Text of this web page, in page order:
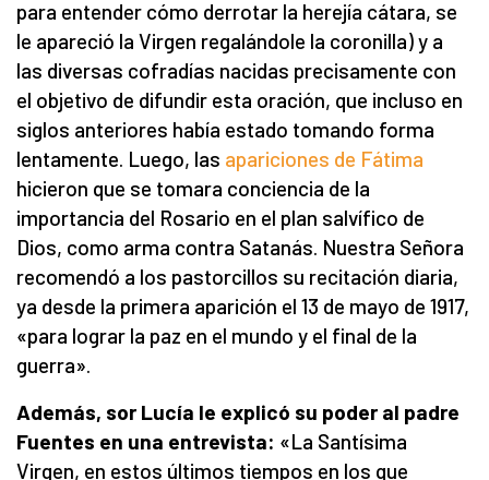
para entender cómo derrotar la herejía cátara, se
le apareció la Virgen regalándole la coronilla) y a
las diversas cofradías nacidas precisamente con
el objetivo de difundir esta oración, que incluso en
siglos anteriores había estado tomando forma
lentamente. Luego, las apariciones de Fátima
hicieron que se tomara conciencia de la
importancia del Rosario en el plan salvífico de
Dios, como arma contra Satanás. Nuestra Señora
recomendó a los pastorcillos su recitación diaria,
ya desde la primera aparición el 13 de mayo de 1917,
«para lograr la paz en el mundo y el final de la
guerra».
Además, sor Lucía le explicó su poder al padre
Fuentes en una entrevista: «La Santísima
Virgen, en estos últimos tiempos en los que